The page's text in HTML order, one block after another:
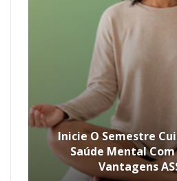
Inicie O Semestre
Saúde Mental Com
Vantagens